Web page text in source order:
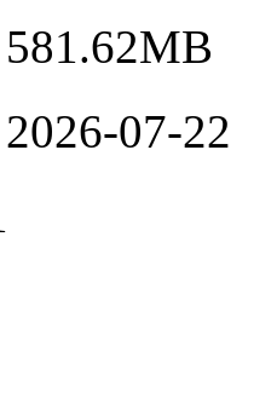
581.62MB
2026-07-22